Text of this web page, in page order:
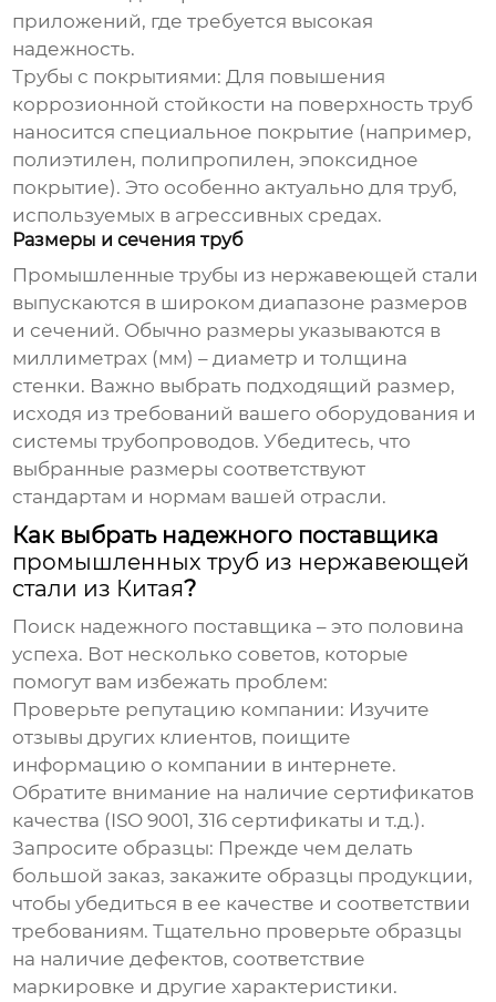
приложений, где требуется высокая
надежность.
Трубы с покрытиями: Для повышения
коррозионной стойкости на поверхность труб
наносится специальное покрытие (например,
полиэтилен, полипропилен, эпоксидное
покрытие). Это особенно актуально для труб,
используемых в агрессивных средах.
Размеры и сечения труб
Промышленные трубы из нержавеющей стали
выпускаются в широком диапазоне размеров
и сечений. Обычно размеры указываются в
миллиметрах (мм) – диаметр и толщина
стенки. Важно выбрать подходящий размер,
исходя из требований вашего оборудования и
системы трубопроводов. Убедитесь, что
выбранные размеры соответствуют
стандартам и нормам вашей отрасли.
Как выбрать надежного поставщика
промышленных труб из нержавеющей
стали из Китая?
Поиск надежного поставщика – это половина
успеха. Вот несколько советов, которые
помогут вам избежать проблем:
Проверьте репутацию компании: Изучите
отзывы других клиентов, поищите
информацию о компании в интернете.
Обратите внимание на наличие сертификатов
качества (ISO 9001, 316 сертификаты и т.д.).
Запросите образцы: Прежде чем делать
большой заказ, закажите образцы продукции,
чтобы убедиться в ее качестве и соответствии
требованиям. Тщательно проверьте образцы
на наличие дефектов, соответствие
маркировке и другие характеристики.